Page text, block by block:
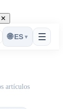
✕
☰
🌐 ES ▾
artículos